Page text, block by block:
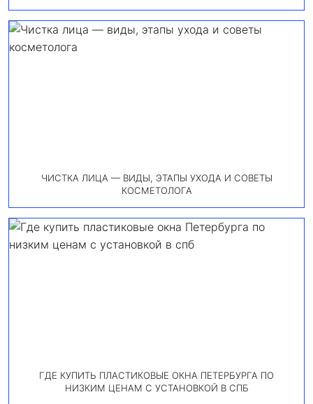
ЧИСТКА ЛИЦА — ВИДЫ, ЭТАПЫ УХОДА И СОВЕТЫ
КОСМЕТОЛОГА
ГДЕ КУПИТЬ ПЛАСТИКОВЫЕ ОКНА ПЕТЕРБУРГА ПО
НИЗКИМ ЦЕНАМ С УСТАНОВКОЙ В СПБ